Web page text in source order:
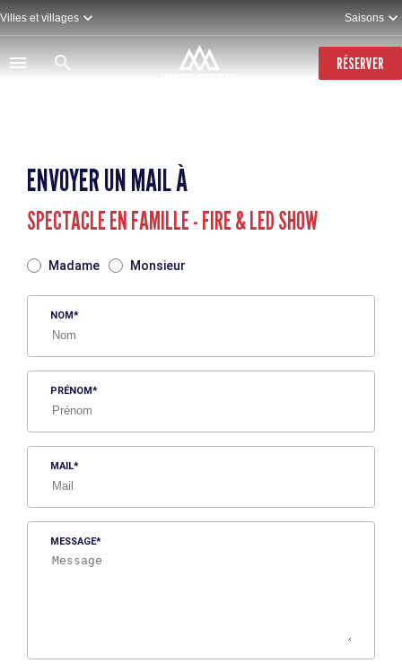
Aller
au
contenu
principal
Villes et villages Saisons
RÉSERVER
ENVOYER UN MAIL À
SPECTACLE EN FAMILLE - FIRE & LED SHOW
Madame Monsieur
NOM
PRÉNOM
MAIL
MESSAGE